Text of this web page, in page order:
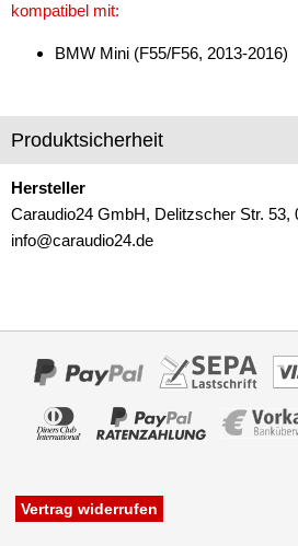
für Hummer
für Hyundai
für Isuzu
für Iveco
für Jeep
für Kia
für Lancia
für Lexus
kompatibel mit:
BMW Mini (F55/F56, 2013-2016)
Produktsicherheit
Hersteller
Caraudio24 GmbH, Delitzscher Str. 53,
info@caraudio24.de
Vertrag widerrufen